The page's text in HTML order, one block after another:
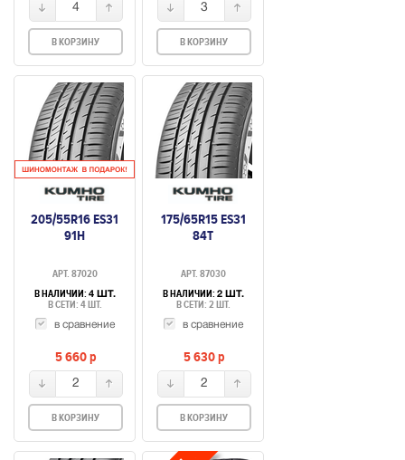
4
В КОРЗИНУ
3
В КОРЗИНУ
205/55R16 ES31
91H
АРТ. 87020
В НАЛИЧИИ: 4 ШТ.
В СЕТИ: 4 ШТ.
в сравнение
5 660p
2
В КОРЗИНУ
175/65R15 ES31
84T
АРТ. 87030
В НАЛИЧИИ: 2 ШТ.
В СЕТИ: 2 ШТ.
в сравнение
5 630p
2
В КОРЗИНУ